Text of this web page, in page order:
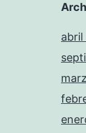
abril